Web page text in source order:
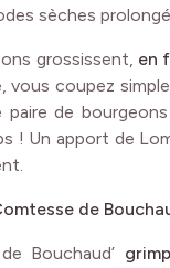
sèches
grossissent, en
vous coupez
paire de
! Un apport de
de
Bouchaud’